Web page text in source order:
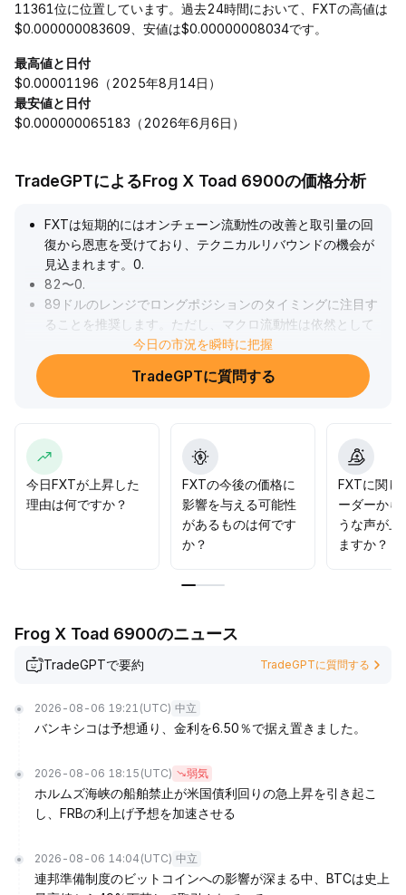
11361位に位置しています。過去24時間において、FXTの高値は
$0.000000083609、安値は$0.00000008034です。
最高値と日付
$0.00001196（2025年8月14日）
最安値と日付
$0.000000065183（2026年6月6日）
TradeGPTによるFrog X Toad 6900の価格分析
FXTは短期的にはオンチェーン流動性の改善と取引量の回
復から恩恵を受けており、テクニカルリバウンドの機会が
見込まれます。0.
82〜0.
89ドルのレンジでロングポジションのタイミングに注目す
ることを推奨します。ただし、マクロ流動性は依然として
引き締め傾向であり、長期トレンドには資金と活発度不足
のプレッシャーが続いているため、安易な高値追いは避け
てください。中期配置では市場横断セクターとの協調や機
ださい。
今日の市況を瞬時に把握
TradeGPTに質問する
今日FXTが上昇した
理由は何ですか？
FXTの今後の価格に
影響を与える可能性
があるものは何です
か？
FXTに関し
ーダーから
うな声が上
ますか？
Frog X Toad 6900のニュース
TradeGPTで要約 TradeGPTに質問する
2026-08-06 19:21 (UTC) 中立
バンキシコは予想通り、金利を6.50％で据え置きました。
2026-08-06 18:15 (UTC) 弱気
ホルムズ海峡の船舶禁止が米国債利回りの急上昇を引き起こ
し、FRBの利上げ予想を加速させる
2026-08-06 14:04 (UTC) 中立
連邦準備制度のビットコインへの影響が深まる中、BTCは史上